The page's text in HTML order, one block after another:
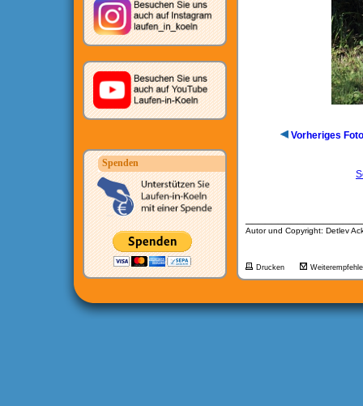
Spenden
Vorheriges Foto
Autor und Copyright: Detlev
Drucken